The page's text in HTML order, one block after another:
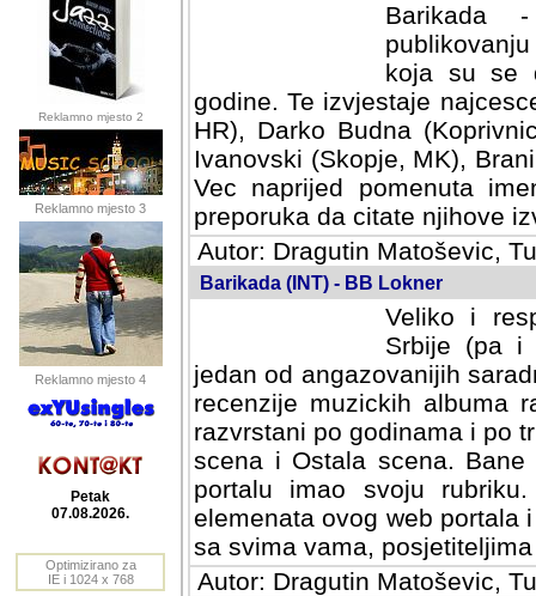
Reklamno mjesto 2
Reklamno mjesto 3
Reklamno mjesto 4
Petak
07.08.2026.
Optimizirano za
IE i 1024 x 768
Barikada
koja su se
godine. Te izvjestaje
HR), Darko Budna
Ivanovski (Skopje, MK),
Vec naprijed pomenuta
preporuka da citate njihove
Autor: Dragutin Matoševic,
Barikada (INT) - BB Lokner
Veliko i
Srbije (pa i
jedan od angazovanijih
recenzije muzickih albuma
razvrstani po godinama i po
scena i Ostala scena.
portalu imao svoju
elemenata ovog web portala
sa svima vama,
Autor: Dragutin Matoševic,